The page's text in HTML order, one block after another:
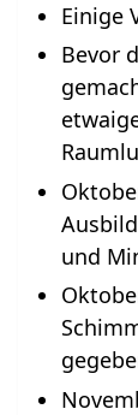
Einige
Bevor
und